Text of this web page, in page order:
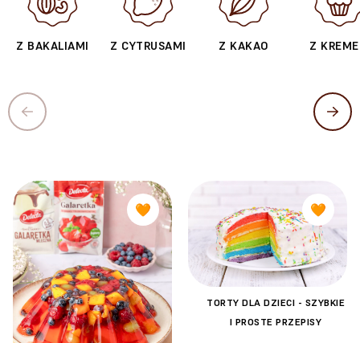
Z BAKALIAMI Z CYTRUSAMI Z KAKAO Z
🧡 🧡
TORTY DLA DZIECI - SZYBKIE
I PROSTE PRZEPISY